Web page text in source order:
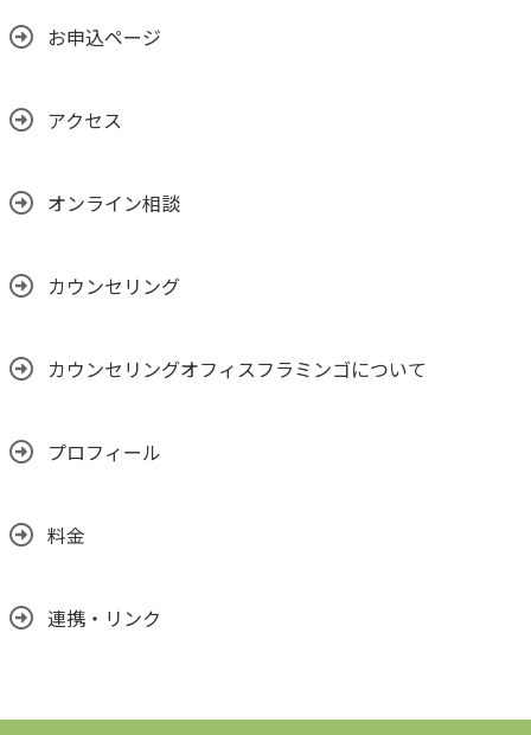
お申込ページ
アクセス
オンライン相談
カウンセリング
カウンセリングオフィスフラミンゴについて
プロフィール
料金
連携・リンク